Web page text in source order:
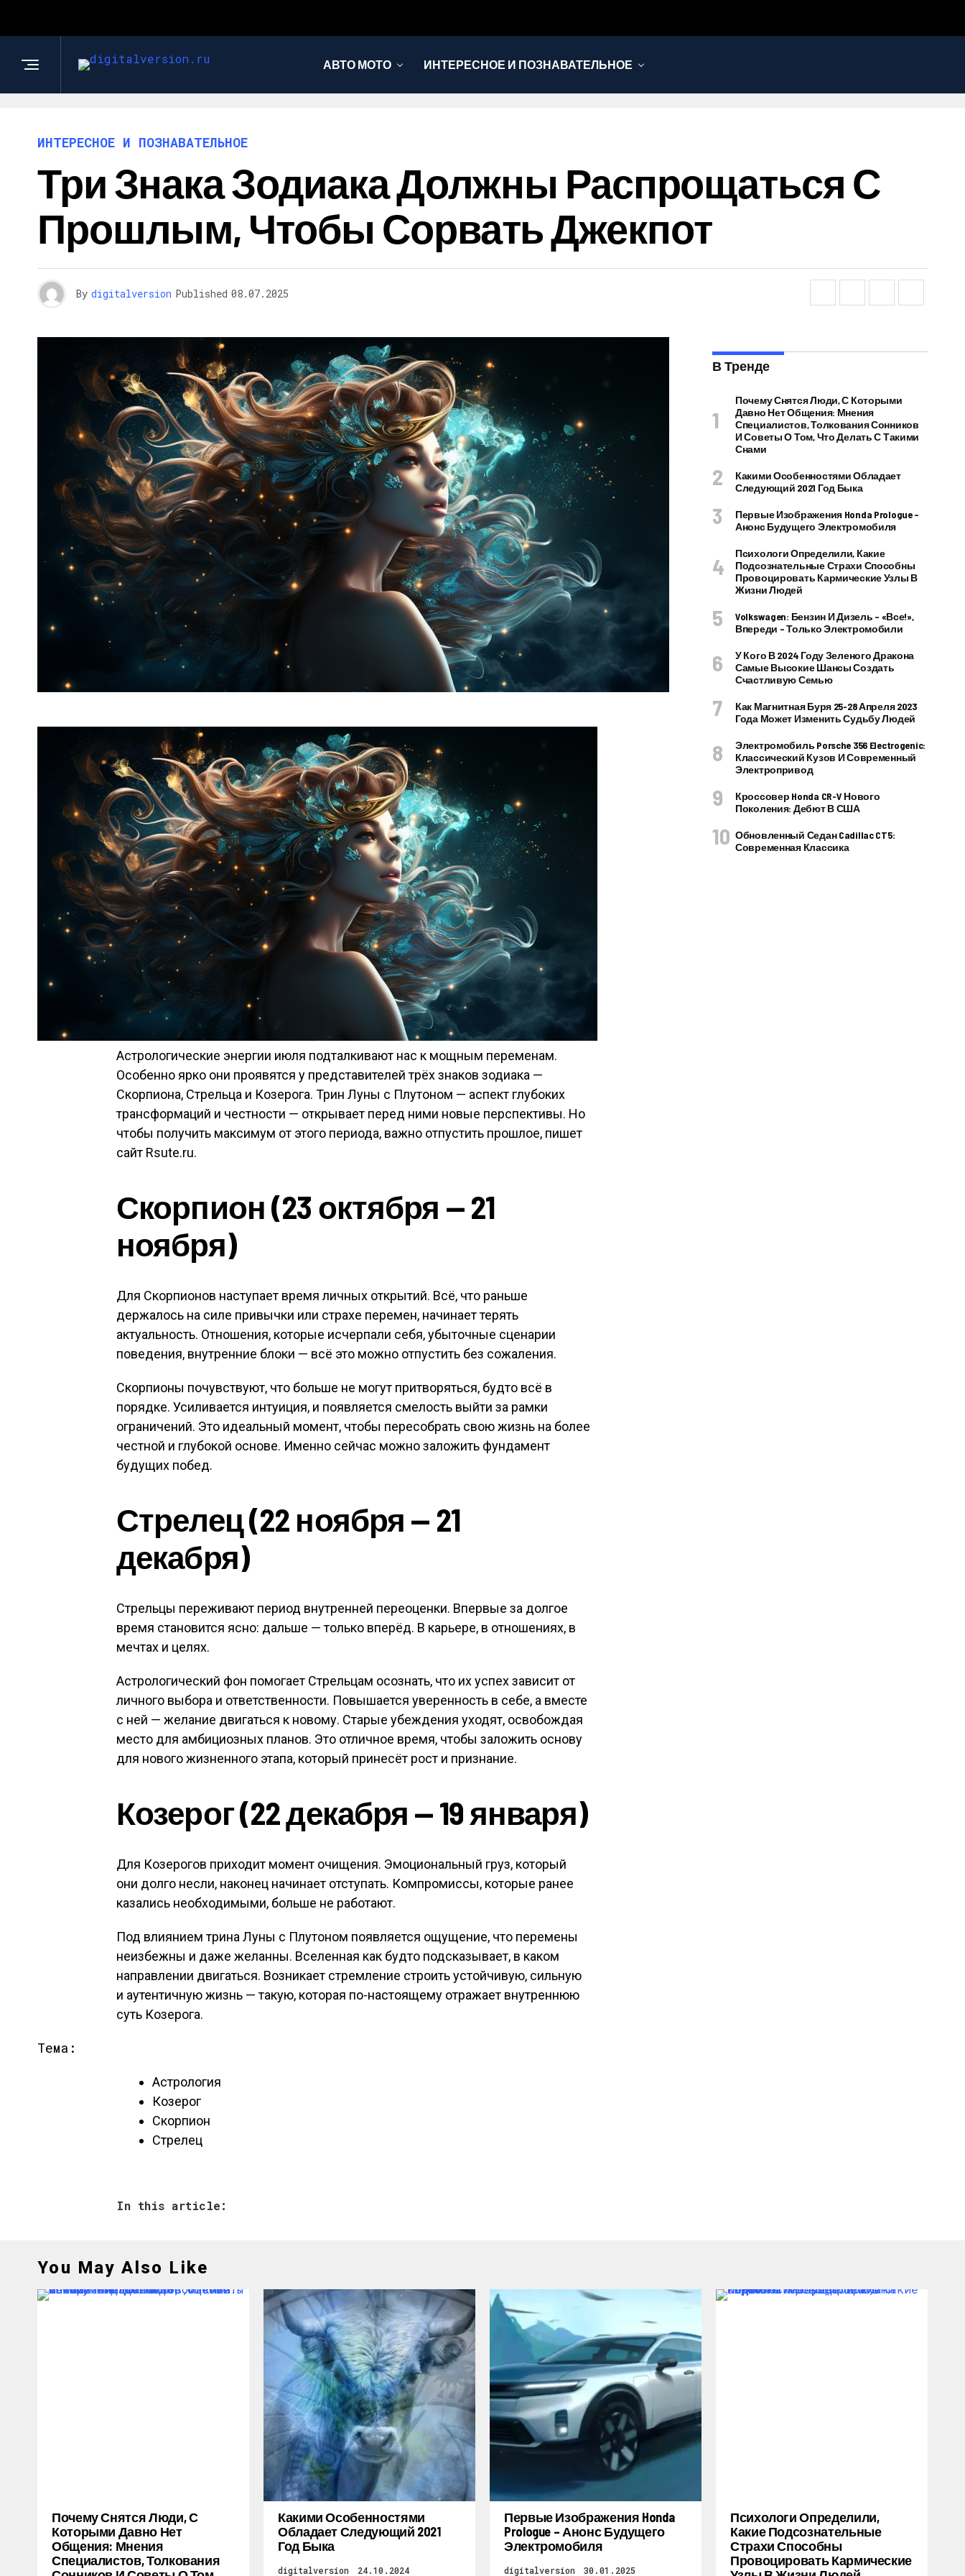
АВТО МОТО ИНТЕРЕСНОЕ И ПОЗНАВАТЕЛЬНОЕ
ИНТЕРЕСНОЕ И ПОЗНАВАТЕЛЬНОЕ
Три Знака Зодиака Должны Распрощаться С
Прошлым, Чтобы Сорвать Джекпот
By digitalversion Published 08.07.2025
Астрологические энергии июля подталкивают нас к мощным переменам.
Особенно ярко они проявятся у представителей трёх знаков зодиака —
Скорпиона, Стрельца и Козерога. Трин Луны с Плутоном — аспект глубоких
трансформаций и честности — открывает перед ними новые перспективы. Но
чтобы получить максимум от этого периода, важно отпустить прошлое, пишет
сайт Rsute.ru.
Скорпион (23 октября — 21
ноября)
Для Скорпионов наступает время личных открытий. Всё, что раньше
держалось на силе привычки или страхе перемен, начинает терять
актуальность. Отношения, которые исчерпали себя, убыточные сценарии
поведения, внутренние блоки — всё это можно отпустить без сожаления.
Скорпионы почувствуют, что больше не могут притворяться, будто всё в
порядке. Усиливается интуиция, и появляется смелость выйти за рамки
ограничений. Это идеальный момент, чтобы пересобрать свою жизнь на более
честной и глубокой основе. Именно сейчас можно заложить фундамент
будущих побед.
Стрелец (22 ноября — 21
декабря)
Стрельцы переживают период внутренней переоценки. Впервые за долгое
время становится ясно: дальше — только вперёд. В карьере, в отношениях, в
мечтах и целях.
Астрологический фон помогает Стрельцам осознать, что их успех зависит от
личного выбора и ответственности. Повышается уверенность в себе, а вместе
с ней — желание двигаться к новому. Старые убеждения уходят, освобождая
место для амбициозных планов. Это отличное время, чтобы заложить основу
для нового жизненного этапа, который принесёт рост и признание.
Козерог (22 декабря — 19 января)
Для Козерогов приходит момент очищения. Эмоциональный груз, который
они долго несли, наконец начинает отступать. Компромиссы, которые ранее
казались необходимыми, больше не работают.
Под влиянием трина Луны с Плутоном появляется ощущение, что перемены
неизбежны и даже желанны. Вселенная как будто подсказывает, в каком
направлении двигаться. Возникает стремление строить устойчивую, сильную
и аутентичную жизнь — такую, которая по-настоящему отражает внутреннюю
суть Козерога.
Тема:
Астрология
Козерог
Скорпион
Стрелец
In this article:
В Тренде
Почему Снятся Люди, С Которыми
Давно Нет Общения: Мнения
Специалистов, Толкования Сонников
И Советы О Том, Что Делать С Такими
Снами
Какими Особенностями Обладает
Следующий 2021 Год Быка
Первые Изображения Honda Prologue –
Анонс Будущего Электромобиля
Психологи Определили, Какие
Подсознательные Страхи Способны
Провоцировать Кармические Узлы В
Жизни Людей
Volkswagen: Бензин И Дизель – «все!»,
Впереди – Только Электромобили
У Кого В 2024 Году Зеленого Дракона
Самые Высокие Шансы Создать
Счастливую Семью
Как Магнитная Буря 25-28 Апреля 2023
Года Может Изменить Судьбу Людей
Электромобиль Porsche 356 Electrogenic:
Классический Кузов И Современный
Электропривод
Кроссовер Honda CR-V Нового
Поколения: Дебют В США
Обновленный Седан Cadillac CT5:
Современная Классика
You May Also Like
Почему Снятся Люди, С
Которыми Давно Нет
Общения: Мнения
Специалистов, Толкования
Какими Особенностями
Обладает Следующий 2021
Год Быка
digitalversion 24.10.2024
Первые Изображения Honda
Prologue – Анонс Будущего
Электромобиля
digitalversion 30.01.2025
Психологи Определили,
Какие Подсознательные
Страхи Способны
Провоцировать Кармические